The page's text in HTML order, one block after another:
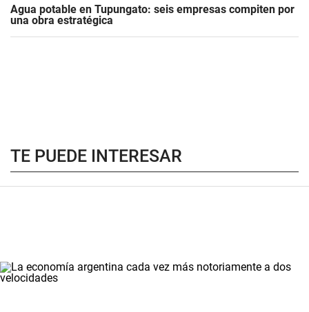
Agua potable en Tupungato: seis empresas compiten por
una obra estratégica
TE PUEDE INTERESAR